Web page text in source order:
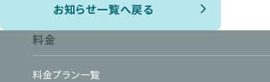
お知らせ一覧へ戻る
料金
料金プラン一覧